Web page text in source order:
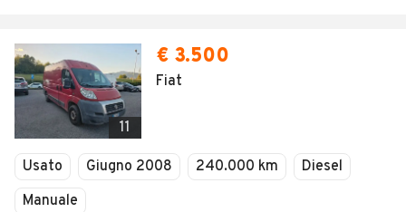
11
€ 3.500
Fiat
Usato Giugno 2008 240.000 km
Diesel
Manuale